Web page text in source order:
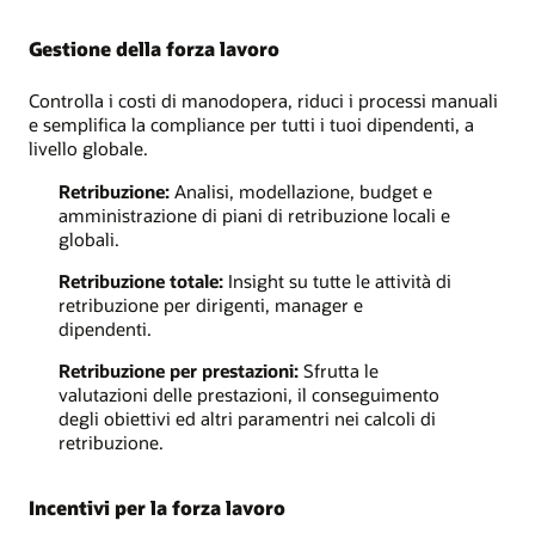
Gestione della forza lavoro
Controlla i costi di manodopera, riduci i processi manuali
e semplifica la compliance per tutti i tuoi dipendenti, a
livello globale.
Retribuzione: Analisi, modellazione, budget e
amministrazione di piani di retribuzione locali e
globali.
Retribuzione totale: Insight su tutte le attività di
retribuzione per dirigenti, manager e
dipendenti.
Retribuzione per prestazioni: Sfrutta le
valutazioni delle prestazioni, il conseguimento
degli obiettivi ed altri paramentri nei calcoli di
retribuzione.
Incentivi per la forza lavoro